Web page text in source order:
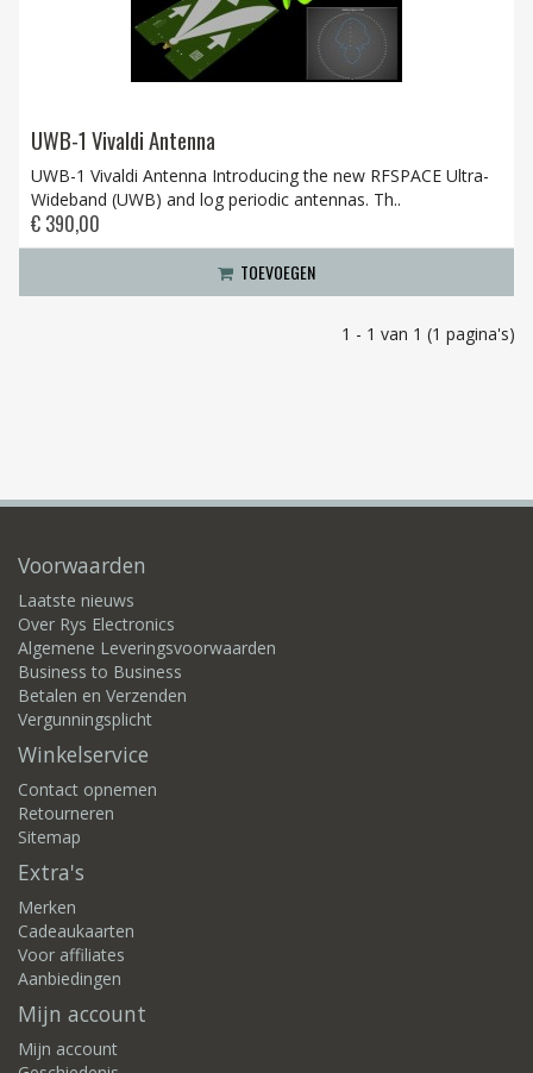
UWB-1 Vivaldi Antenna
UWB-1 Vivaldi Antenna Introducing the new RFSPACE Ultra-
Wideband (UWB) and log periodic antennas. Th..
€ 390,00
TOEVOEGEN
1 - 1 van 1 (1 pagina's)
Voorwaarden
Laatste nieuws
Over Rys Electronics
Algemene Leveringsvoorwaarden
Business to Business
Betalen en Verzenden
Vergunningsplicht
Winkelservice
Contact opnemen
Retourneren
Sitemap
Extra's
Merken
Cadeaukaarten
Voor affiliates
Aanbiedingen
Mijn account
Mijn account